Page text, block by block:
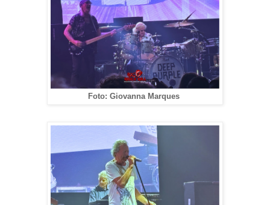
Foto: Giovanna Marques